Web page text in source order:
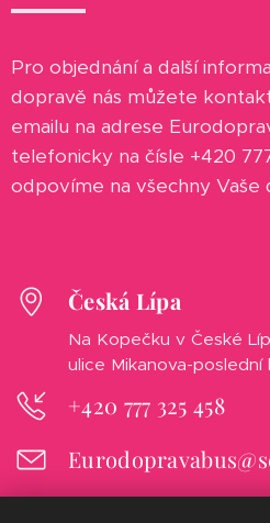
Pro objednání a další
dopravě nás můžete
emailu na adrese
telefonicky na čísle +420
odpovíme na všechny Vaše
Česká Lípa
Na Kopečku v České
ulice Mikanova-poslední
+420 777 325 458